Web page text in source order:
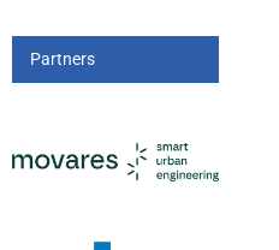
Partners